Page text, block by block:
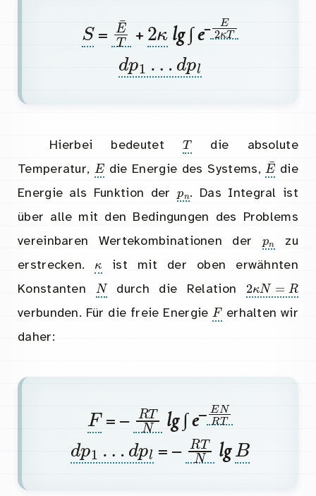
S= E¯ + 2κ lg ∫ e− 2κ
dp …dp
Hierbei bedeutet T
die absolute
Temperatur,
E
die Energie des Systems,
die
Energie als Funktion der
. Das Integral ist
über alle mit den Bedingungen des Problems
vereinbaren Wertekombinationen der
zu
erstrecken.
ist mit der oben erwähnten
Konstanten
durch die Relation κN
verbunden. Für die freie Energie
erhalten wir
daher:
F = – RTN lg ∫ e– ENR
dp 1… = – RTN lg B